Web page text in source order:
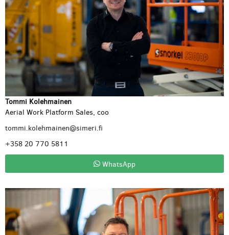
Tommi Kolehmainen
Aerial Work Platform Sales, coo
tommi.kolehmainen@simeri.fi
+358 20 770 5811
WhatsApp